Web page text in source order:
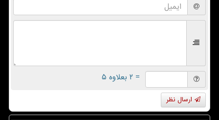
= ۲ بعلاوه ۵
ارسال نظر